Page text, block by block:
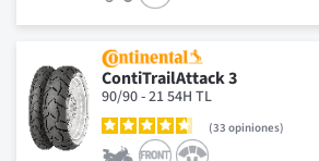
ContiTrailAttack 3
90/90 - 21 54H TL
33 opiniones